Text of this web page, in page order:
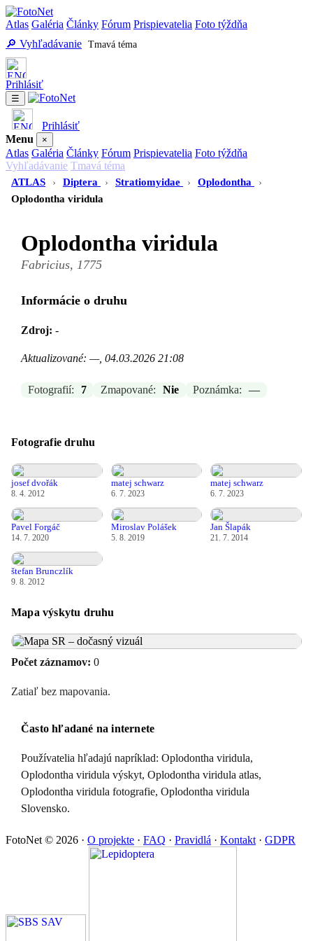
Atlas Galéria Články Fórum Prispievatelia Foto týždňa
🔎 Vyhľadávanie Tmavá téma
Prihlásiť
☰
Prihlásiť
Menu
×
Atlas Galéria Články Fórum Prispievatelia Foto týždňa
Vyhľadávanie Tmavá téma
ATLAS
› Diptera › Stratiomyidae › Oplodontha
›
Oplodontha viridula
Oplodontha viridula
Fabricius, 1775
Informácie o druhu
Zdroj: -
Aktualizované: —, 04.03.2026 21:08
Fotografií: 7 Zmapované: Nie Poznámka: —
Fotografie druhu
josef dvořák
8. 4. 2012
matej schwarz
6. 7. 2023
matej schwarz
6. 7. 2023
Pavel Forgáč
14. 7. 2020
Miroslav Polášek
5. 8. 2019
Jan Šlapák
21. 7. 2014
štefan Brunczlík
9. 8. 2012
Mapa výskytu druhu
Počet záznamov: 0
Zatiaľ bez mapovania.
Často hľadané na internete
Používatelia hľadajú napríklad: Oplodontha viridula,
Oplodontha viridula výskyt, Oplodontha viridula atlas,
Oplodontha viridula fotografie, Oplodontha viridula
Slovensko.
FotoNet © 2026 · O projekte · FAQ · Pravidlá · Kontakt · GDPR